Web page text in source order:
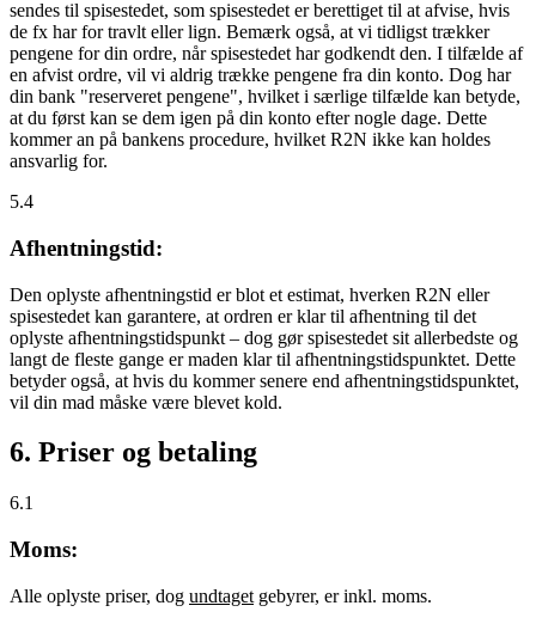
sendes til spisestedet, som spisestedet er berettiget til at afvise, hvis
de fx har for travlt eller lign. Bemærk også, at vi tidligst trækker
pengene for din ordre, når spisestedet har godkendt den. I tilfælde af
en afvist ordre, vil vi aldrig trække pengene fra din konto. Dog har
din bank "reserveret pengene", hvilket i særlige tilfælde kan betyde,
at du først kan se dem igen på din konto efter nogle dage. Dette
kommer an på bankens procedure, hvilket R2N ikke kan holdes
ansvarlig for.
5.4
Afhentningstid:
Den oplyste afhentningstid er blot et estimat, hverken R2N eller
spisestedet kan garantere, at ordren er klar til afhentning til det
oplyste afhentningstidspunkt – dog gør spisestedet sit allerbedste og
langt de fleste gange er maden klar til afhentningstidspunktet. Dette
betyder også, at hvis du kommer senere end afhentningstidspunktet,
vil din mad måske være blevet kold.
6. Priser og betaling
6.1
Moms:
Alle oplyste priser, dog undtaget gebyrer, er inkl. moms.